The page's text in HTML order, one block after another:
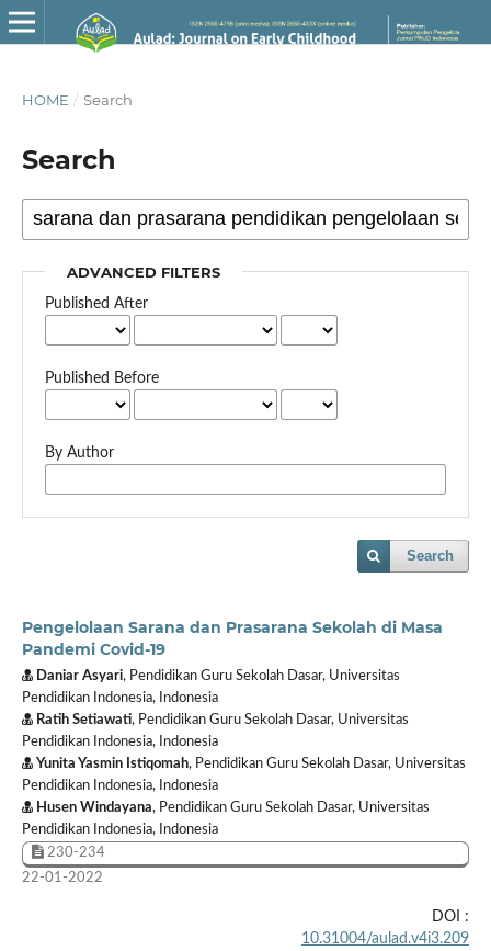
HOME / Search
Search
ADVANCED FILTERS
Published After
Published Before
By Author
Search
Pengelolaan Sarana dan Prasarana Sekolah di Masa
Pandemi Covid-19
Daniar Asyari, Pendidikan Guru Sekolah Dasar, Universitas
Pendidikan Indonesia, Indonesia
Ratih Setiawati, Pendidikan Guru Sekolah Dasar, Universitas
Pendidikan Indonesia, Indonesia
Yunita Yasmin Istiqomah, Pendidikan Guru Sekolah Dasar, Universitas
Pendidikan Indonesia, Indonesia
Husen Windayana, Pendidikan Guru Sekolah Dasar, Universitas
Pendidikan Indonesia, Indonesia
230-234
22-01-2022
DOI :
10.31004/aulad.v4i3.209